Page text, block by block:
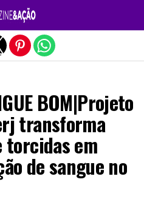
BOM|Projeto
transforma
em
de sangue no
mobile